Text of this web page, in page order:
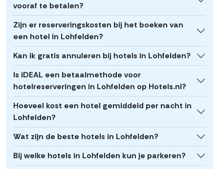
vooraf te betalen?
Zijn er reserveringskosten bij het boeken van
een hotel in Lohfelden?
Kan ik gratis annuleren bij hotels in Lohfelden?
Is iDEAL een betaalmethode voor
hotelreserveringen in Lohfelden op Hotels.nl?
Hoeveel kost een hotel gemiddeld per nacht in
Lohfelden?
Wat zijn de beste hotels in Lohfelden?
Bij welke hotels in Lohfelden kun je parkeren?